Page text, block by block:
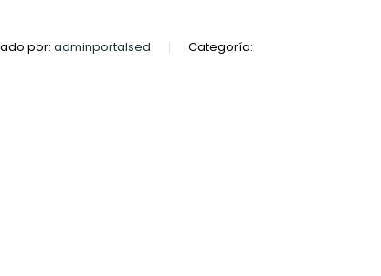
por: adminportalsed Categoría: